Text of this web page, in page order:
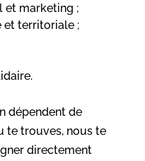
et marketing ;
et territoriale ;
dépendent de
te trouves, nous te
directement